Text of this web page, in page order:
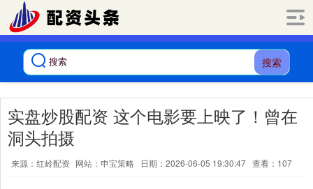
搜索
实盘炒股配资 这个电影要上映了！曾在
洞头拍摄
来源：红岭配资 网站：申宝策略 日期：2026-06-05 19:30:47 查看：107